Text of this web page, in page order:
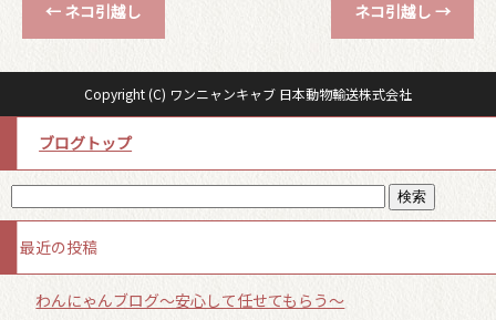
← ネコ引越し ネコ引越し →
Copyright (C) ワンニャンキャブ 日本動物輸送株式会社
ブログトップ
最近の投稿
わんにゃんブログ～安心して任せてもらう～